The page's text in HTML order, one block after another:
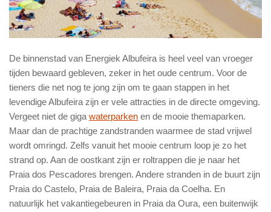
De binnenstad van Energiek Albufeira is heel veel van vroeger
tijden bewaard gebleven, zeker in het oude centrum. Voor de
tieners die net nog te jong zijn om te gaan stappen in het
levendige Albufeira zijn er vele attracties in de directe omgeving.
Vergeet niet de giga waterparken en de mooie themaparken.
Maar dan de prachtige zandstranden waarmee de stad vrijwel
wordt omringd. Zelfs vanuit het mooie centrum loop je zo het
strand op. Aan de oostkant zijn er roltrappen die je naar het
Praia dos Pescadores brengen. Andere stranden in de buurt zijn
Praia do Castelo, Praia de Baleira, Praia da Coelha. En
natuurlijk het vakantiegebeuren in Praia da Oura, een buitenwijk